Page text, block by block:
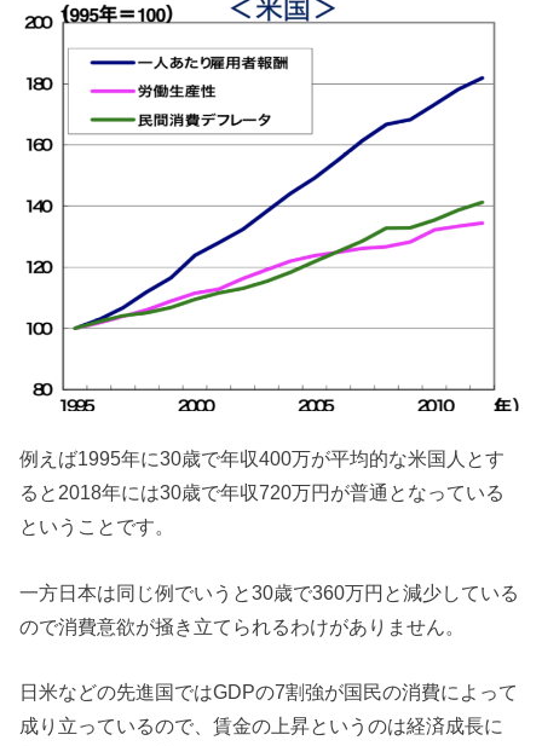
例えば1995年に30歳で年収400万が平均的な米国人とす
ると2018年には30歳で年収720万円が普通となっている
ということです。
一方日本は同じ例でいうと30歳で360万円と減少している
ので消費意欲が掻き立てられるわけがありません。
日米などの先進国ではGDPの7割強が国民の消費によって
成り立っているので、賃金の上昇というのは経済成長に